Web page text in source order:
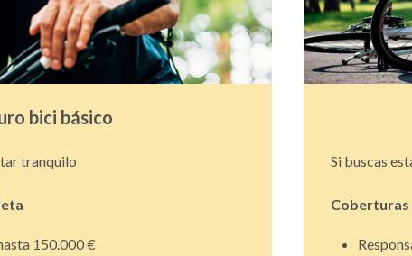
bici básico
tranquilo
150.000 €
Si buscas
Coberturas